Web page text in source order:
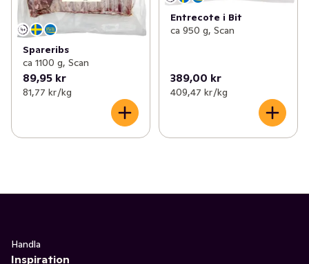
Spareribs
ca 1100 g, Scan
89,95 kr
81,77 kr /kg
Entrecote i Bit
ca 950 g, Scan
389,00 kr
409,47 kr /kg
Handla
Inspiration